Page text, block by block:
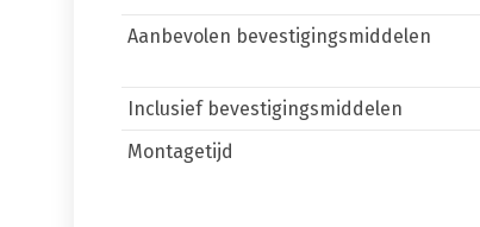
Aanbevolen bevestigingsmiddelen
Inclusief bevestigingsmiddelen
Montagetijd